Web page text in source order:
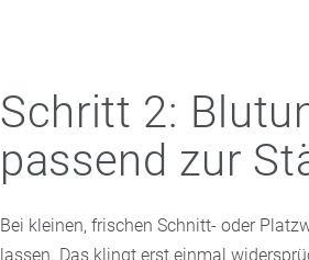
Schritt 2:
passend zur
Bei kleinen, frischen Schnitt- oder
lassen. Das klingt erst einmal